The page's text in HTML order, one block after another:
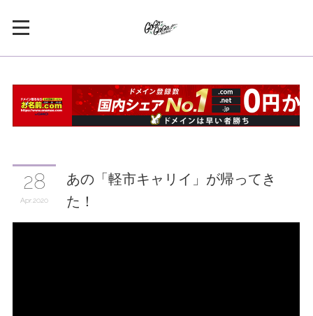
28
Apr 2020
あの「軽市キャリイ」が帰ってき
た！